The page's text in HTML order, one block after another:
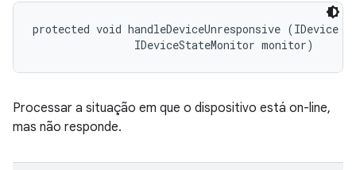
protected void handleDeviceUnresponsive (IDevice
                IDeviceStateMonitor monitor)
Processar a situação em que o dispositivo está on-line,
mas não responde.